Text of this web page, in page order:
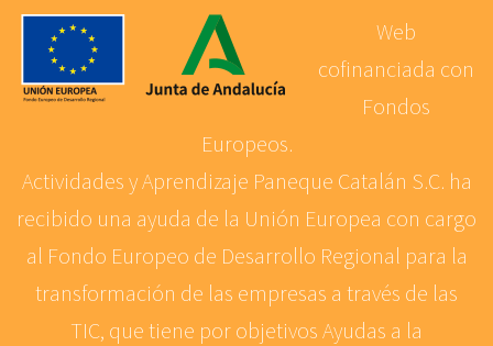
Web
cofinanciada con
Fondos
Europeos.
Actividades y Aprendizaje Paneque Catalán S.C. ha
recibido una ayuda de la Unión Europea con cargo
al Fondo Europeo de Desarrollo Regional para la
transformación de las empresas a través de las
TIC, que tiene por objetivos Ayudas a la